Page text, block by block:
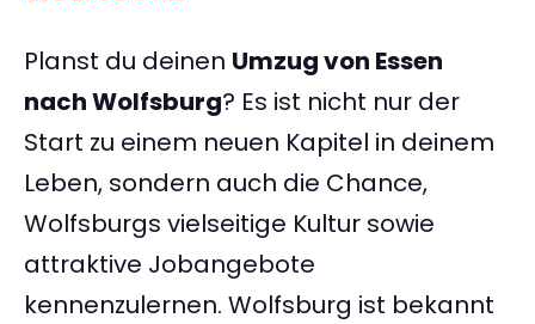
Planst du deinen Umzug von Essen
nach Wolfsburg? Es ist nicht nur der
Start zu einem neuen Kapitel in deinem
Leben, sondern auch die Chance,
Wolfsburgs vielseitige Kultur sowie
attraktive Jobangebote
kennenzulernen. Wolfsburg ist bekannt